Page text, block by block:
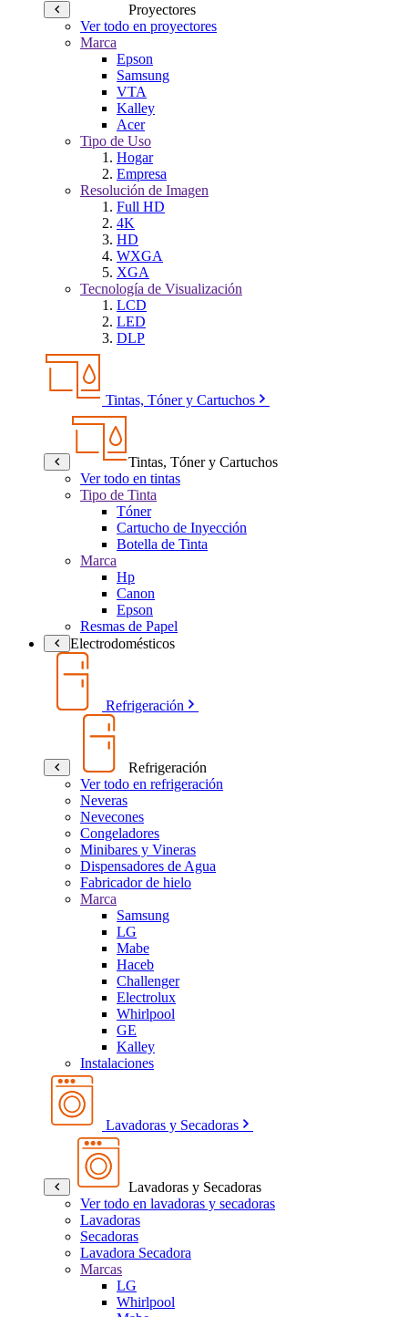
Proyectores
Ver todo en proyectores
Marca
Epson
Samsung
VTA
Kalley
Acer
Tipo de Uso
Hogar
Empresa
Resolución de Imagen
Full HD
4K
HD
WXGA
XGA
Tecnología de Visualización
LCD
LED
DLP
Tintas, Tóner y Cartuchos
Tintas, Tóner y Cartuchos
Ver todo en tintas
Tipo de Tinta
Tóner
Cartucho de Inyección
Botella de Tinta
Marca
Hp
Canon
Epson
Resmas de Papel
Electrodomésticos
Refrigeración
Refrigeración
Ver todo en refrigeración
Neveras
Nevecones
Congeladores
Minibares y Vineras
Dispensadores de Agua
Fabricador de hielo
Marca
Samsung
LG
Mabe
Haceb
Challenger
Electrolux
Whirlpool
GE
Kalley
Instalaciones
Lavadoras y Secadoras
Lavadoras y Secadoras
Ver todo en lavadoras y secadoras
Lavadoras
Secadoras
Lavadora Secadora
Marcas
LG
Whirlpool